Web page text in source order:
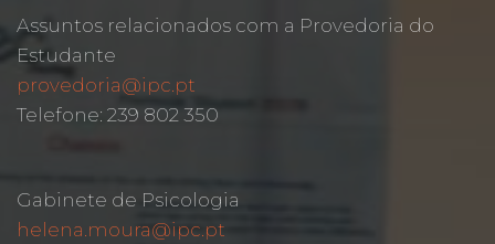
Assuntos relacionados com a Provedoria do
Estudante
provedoria@ipc.pt
Telefone: 239 802 350
Gabinete de Psicologia
helena.moura@ipc.pt